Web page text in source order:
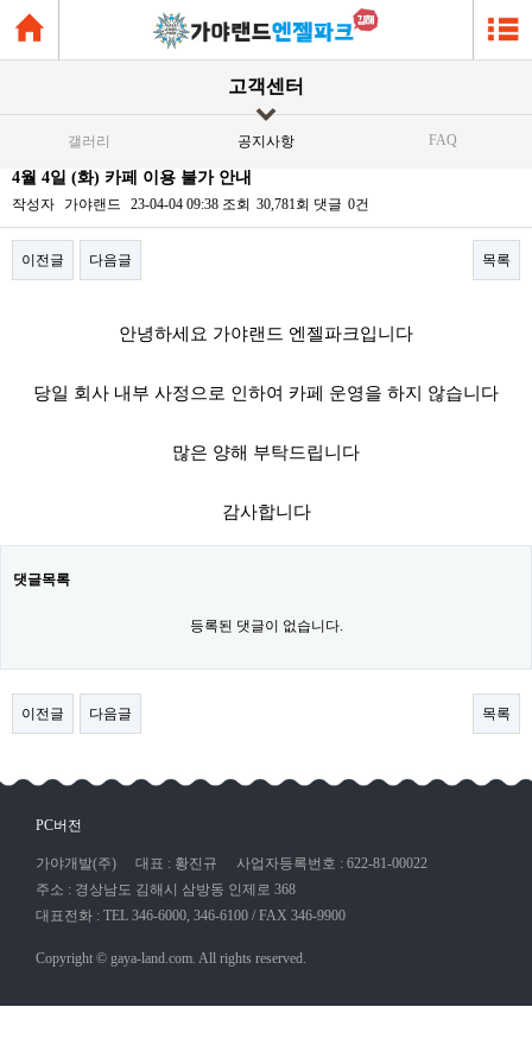
고객센터
갤러리 공지사항 FAQ
4월 4일 (화) 카페 이용 불가 안내
작성자 가야랜드 23-04-04 09:38 조회 30,781회 댓글 0건
이전글 다음글 목록
안녕하세요 가야랜드 엔젤파크입니다
당일 회사 내부 사정으로 인하여 카페 운영을 하지 않습니다
많은 양해 부탁드립니다
감사합니다
댓글목록
등록된 댓글이 없습니다.
이전글 다음글 목록
PC버전
가야개발(주) 대표 : 황진규
사업자등록번호 : 622-81-00022
주소 : 경상남도 김해시 삼방동 인제로 368
대표전화 : TEL 346-6000, 346-6100 / FAX 346-9900
Copyright © gaya-land.com. All rights reserved.